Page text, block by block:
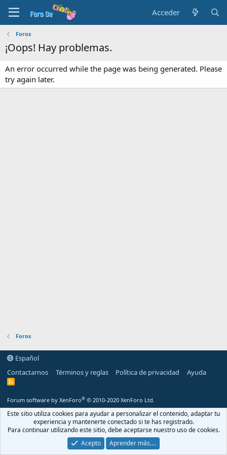
Acceder
Foros
¡Oops! Hay problemas.
An error occurred while the page was being generated. Please
try again later.
Foros
Español
Contactarnos
Términos y reglas Política de privacidad Ayuda
R
Forum software by XenForo® © 2010-2020 XenForo Ltd.
Este sitio utiliza cookies para ayudar a personalizar el contenido, adaptar tu
experiencia y mantenerte conectado si te has registrado.
Para continuar utilizando este sitio, debe aceptarse nuestro uso de cookies.
Acepto
Aprender más.…